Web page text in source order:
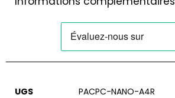
UGS PACPC-NANO-A4R